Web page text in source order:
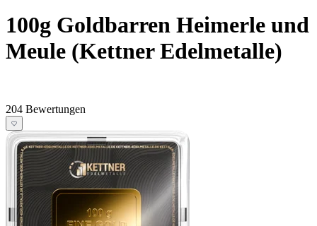
100g Goldbarren Heimerle und
Meule (Kettner Edelmetalle)
204 Bewertungen